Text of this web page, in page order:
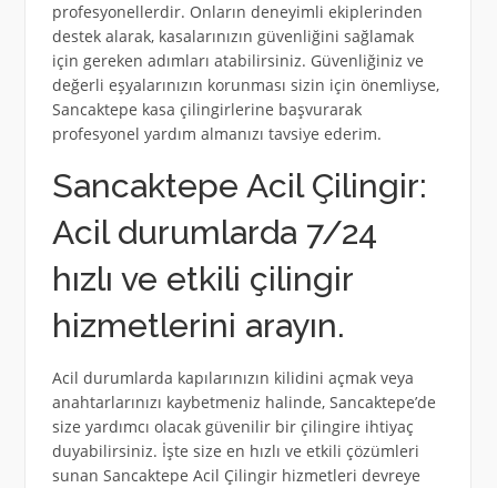
profesyonellerdir. Onların deneyimli ekiplerinden
destek alarak, kasalarınızın güvenliğini sağlamak
için gereken adımları atabilirsiniz. Güvenliğiniz ve
değerli eşyalarınızın korunması sizin için önemliyse,
Sancaktepe kasa çilingirlerine başvurarak
profesyonel yardım almanızı tavsiye ederim.
Sancaktepe Acil Çilingir:
Acil durumlarda 7/24
hızlı ve etkili çilingir
hizmetlerini arayın.
Acil durumlarda kapılarınızın kilidini açmak veya
anahtarlarınızı kaybetmeniz halinde, Sancaktepe’de
size yardımcı olacak güvenilir bir çilingire ihtiyaç
duyabilirsiniz. İşte size en hızlı ve etkili çözümleri
sunan Sancaktepe Acil Çilingir hizmetleri devreye